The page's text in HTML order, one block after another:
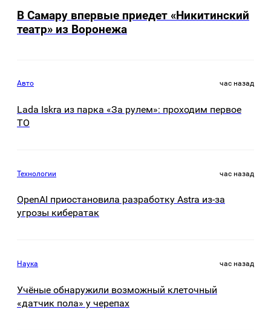
В Самару впервые приедет «Никитинский
театр» из Воронежа
Авто час назад
Lada Iskra из парка «За рулем»: проходим первое
ТО
Технологии час назад
OpenAI приостановила разработку Astra из-за
угрозы кибератак
Наука час назад
Учёные обнаружили возможный клеточный
«датчик пола» у черепах